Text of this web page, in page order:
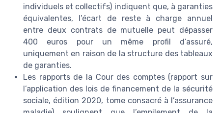
individuels et collectifs) indiquent que, à garanties
équivalentes, l’écart de reste à charge annuel
entre deux contrats de mutuelle peut dépasser
400 euros pour un même profil d’assuré,
uniquement en raison de la structure des tableaux
de garanties.
Les rapports de la Cour des comptes (rapport sur
l’application des lois de financement de la sécurité
sociale, édition 2020, tome consacré à l’assurance